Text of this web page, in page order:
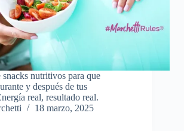
nutritivos para que
y después de tus
real, resultado real.
18 marzo, 2025